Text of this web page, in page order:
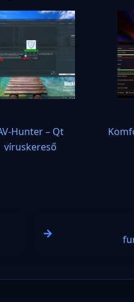
Hunter – Qt
víruskereső